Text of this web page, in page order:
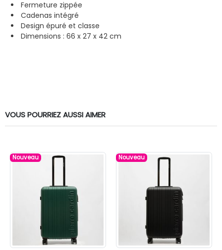
Fermeture zippée
Cadenas intégré
Design épuré et classe
Dimensions : 66 x 27 x 42 cm
VOUS POURRIEZ AUSSI AIMER
Nouveau Nouveau